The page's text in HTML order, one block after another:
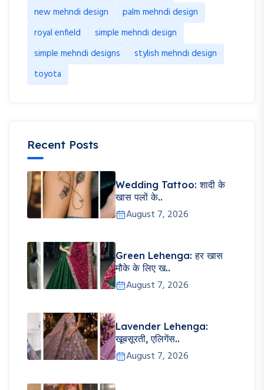
new mehndi design
palm mehndi design
royal enfield
simple mehndi design
simple mehndi designs
stylish mehndi design
toyota
Recent Posts
Wedding Tattoo: शादी के
खास पलों के..
August 7, 2026
Green Lehenga: हर खास
मौके के लिए ख..
August 7, 2026
Lavender Lehenga:
खूबसूरती, एलिगेंस..
August 7, 2026